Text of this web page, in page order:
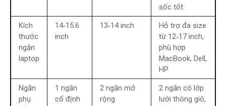
sốc tốt
Kích
thước
ngăn
laptop
14‑15.6
inch
13‑14 inch
Hỗ trợ đa size
từ 12‑17 inch,
phù hợp
MacBook, Dell,
HP
Ngăn
phụ
1 ngăn
cố định
2 ngăn mở
rộng
2 ngăn có lớp
lưới thông gió,